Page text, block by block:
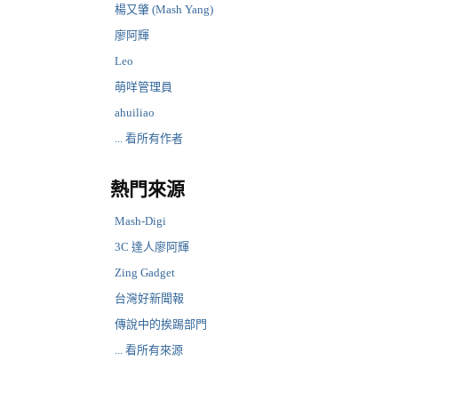
楊又肇 (Mash Yang)
廖阿輝
Leo
萌咩管理員
ahuiliao
... 看所有作者
熱門來源
Mash-Digi
3C 達人廖阿輝
Zing Gadget
台灣好新聞報
傳說中的挨踢部門
... 看所有來源